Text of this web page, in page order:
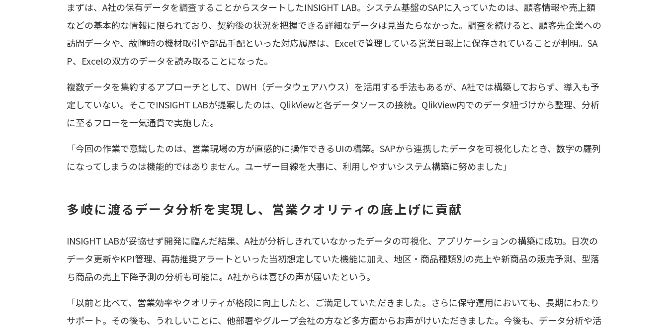
まずは、A社の保有データを調査することからスタートしたINSIGHT LAB。システム基盤のSAPに入っていたのは、顧客情報や売上額
などの基本的な情報に限られており、契約後の状況を把握できる詳細なデータは見当たらなかった。調査を続けると、顧客先企業への
訪問データや、故障時の機材取引や部品手配といった対応履歴は、Excelで管理している営業日報上に保存されていることが判明。SA
P、Excelの双方のデータを読み取ることになった。
複数データを集約するアプローチとして、DWH（データウェアハウス）を活用する手法もあるが、A社では構築しておらず、導入も予
定していない。そこでINSIGHT LABが提案したのは、QlikViewと各データソースの接続。QlikView内でのデータ紐づけから整理、分析
に至るフローを一気通貫で実施した。
「今回の作業で意識したのは、営業現場の方が直感的に操作できるUIの構築。SAPから連携したデータを可視化したとき、数字の羅列
になってしまうのは機能的ではありません。ユーザー目線を大事に、利用しやすいシステム構築に努めました」
多岐に渡るデータ分析を実現し、営業クオリティの底上げに貢献
INSIGHT LABが妥協せず開発に臨んだ結果、A社が分析しきれていなかったデータの可視化、アプリケーションの構築に成功。日次の
データ更新やKPI管理、再訪推奨アラートといった当初想定していた機能に加え、地区・商品種類別の売上や新商品の販売予測、型落
ち商品の売上下降予測の分析も可能に。A社からは喜びの声が届いたという。
「以前と比べて、営業効率やクオリティが格段に向上したと、ご満足していただきました。さらに保守運用においても、長期にわたり
サポート。その後も、うれしいことに、他部署やグループ会社の方など多方面からお声がけいただきました。今後も、データ分析や活